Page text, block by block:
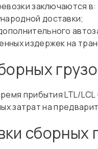
заключаются в:
доставки;
издержек на
прибытия LTL/
затрат на
сборных